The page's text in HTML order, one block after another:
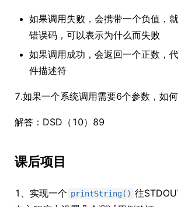
如果调用失败，会携带一个负值，
错误码，可以表示为什么而失败
如果调用成功，会返回一个正数，
件描述符
7.如果一个系统调用需要6个参数，如
解答：DSD（10）89
课后项目
1、实现一个 printString() 往